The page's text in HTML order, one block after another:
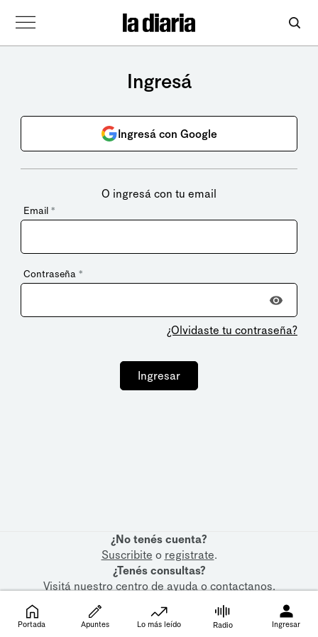
Ingresá
Ingresá con Google
O ingresá con tu email
Email *
Contraseña *
¿Olvidaste tu contraseña?
Ingresar
¿No tenés cuenta?
Suscribite o registrate.
¿Tenés consultas?
Visitá nuestrocentro de ayudaocontactanos.
Portada Apuntes Lo más leído Radio Ingresar